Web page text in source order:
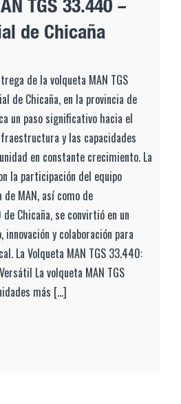
TGS 33.440 –
de Chicaña
de la volqueta MAN TGS
de Chicaña, en la provincia de
un paso significativo hacia el
y las capacidades
en constante crecimiento. La
la participación del equipo
MAN, así como de
Chicaña, se convirtió en un
y colaboración para
La Volqueta MAN TGS 33.440:
La volqueta MAN TGS
más [...]